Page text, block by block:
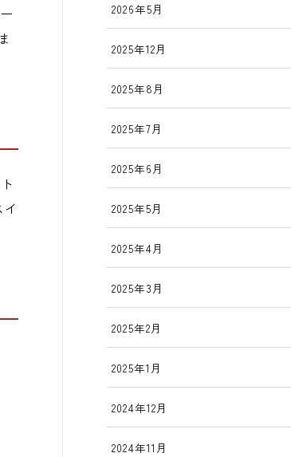
2026年5月
2025年12月
2025年8月
2025年7月
2025年6月
2025年5月
2025年4月
2025年3月
2025年2月
2025年1月
2024年12月
2024年11月